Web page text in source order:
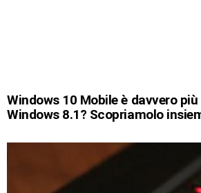
Windows 10 Mobile è davvero
Windows 8.1? Scopriamolo